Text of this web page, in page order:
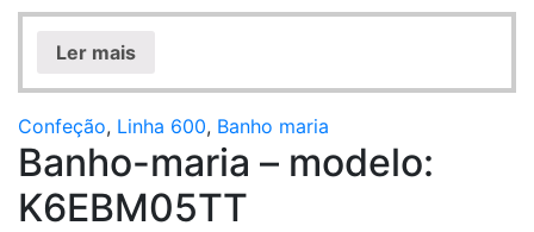
Ler mais
Confeção, Linha 600, Banho maria
Banho-maria – modelo:
K6EBM05TT